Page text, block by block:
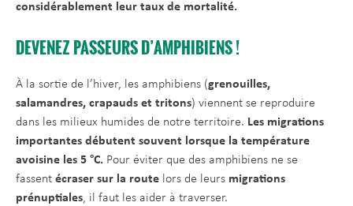
considérablement leur taux de mortalité.
DEVENEZ PASSEURS D’AMPHIBIENS !
À la sortie de l’hiver, les amphibiens (grenouilles,
salamandres, crapauds et tritons) viennent se reproduire
dans les milieux humides de notre territoire. Les migrations
importantes débutent souvent lorsque la température
avoisine les 5 °C. Pour éviter que des amphibiens ne se
fassent écraser sur la route lors de leurs migrations
prénuptiales, il faut les aider à traverser.